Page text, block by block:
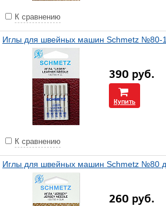
К сравнению
Иглы для швейных машин Schmetz №80-
390 руб.
Купить
К сравнению
Иглы для швейных машин Schmetz №80
260 руб.